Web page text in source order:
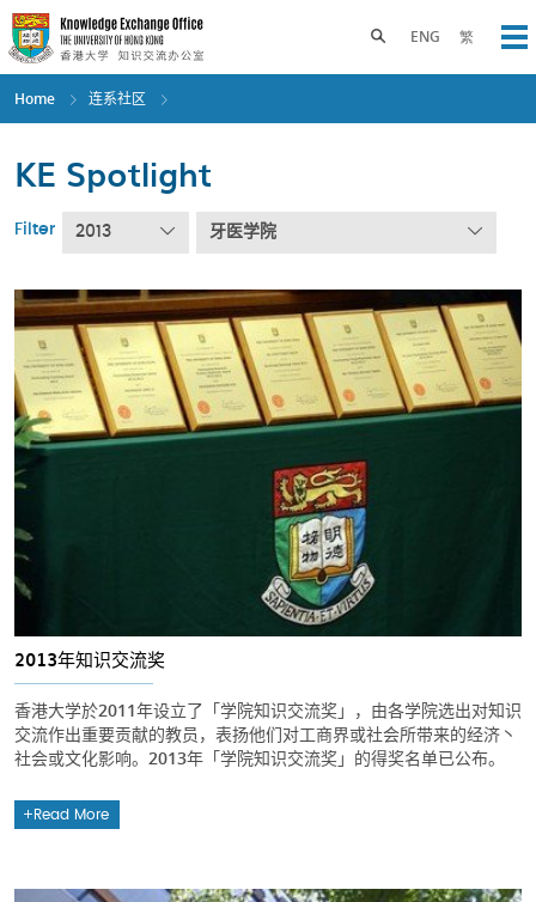
Skip
to
main
content
ENG 繁
Toggle search panel
Home 连系社区
KE Spotlight
Filter 2013 牙医学院
2013年知识交流奖
香港大学於2011年设立了「学院知识交流奖」，由各学院选出对知识
交流作出重要贡献的教员，表扬他们对工商界或社会所带来的经济丶
社会或文化影响。2013年「学院知识交流奖」的得奖名单已公布。
Read More